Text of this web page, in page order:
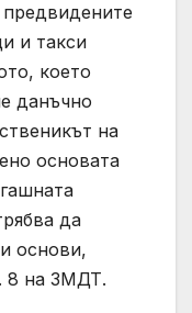
и такси
което
данъчно
на
основата
да
основи,
8 на ЗМДТ.